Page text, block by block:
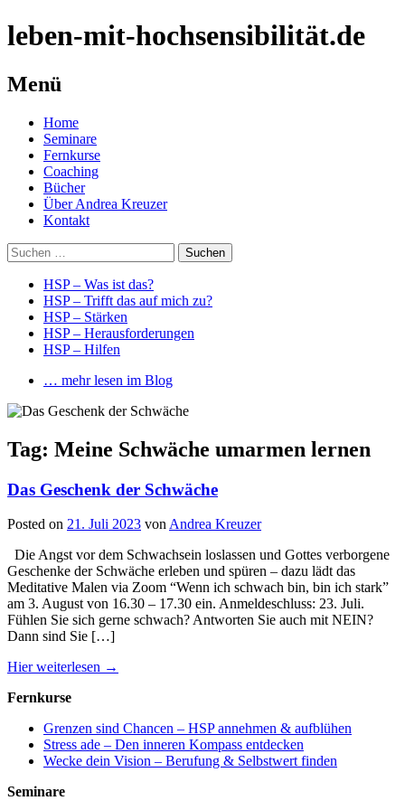
leben-mit-hochsensibilität.de
Menü
Springe
zum
Inhalt
Home
Seminare
Fernkurse
Coaching
Bücher
Über Andrea Kreuzer
Kontakt
Suchen
nach:
HSP – Was ist das?
HSP – Trifft das auf mich zu?
HSP – Stärken
HSP – Herausforderungen
HSP – Hilfen
… mehr lesen im Blog
Tag: Meine Schwäche umarmen lernen
Das Geschenk der Schwäche
Posted on 21. Juli 2023 von Andrea Kreuzer
Die Angst vor dem Schwachsein loslassen und Gottes verborgene
Geschenke der Schwäche erleben und spüren – dazu lädt das
Meditative Malen via Zoom “Wenn ich schwach bin, bin ich stark”
am 3. August von 16.30 – 17.30 ein. Anmeldeschluss: 23. Juli.
Fühlen Sie sich gerne schwach? Antworten Sie auch mit NEIN?
Dann sind Sie […]
Hier weiterlesen →
Fernkurse
Grenzen sind Chancen – HSP annehmen & aufblühen
Stress ade – Den inneren Kompass entdecken
Wecke dein Vision – Berufung & Selbstwert finden
Seminare